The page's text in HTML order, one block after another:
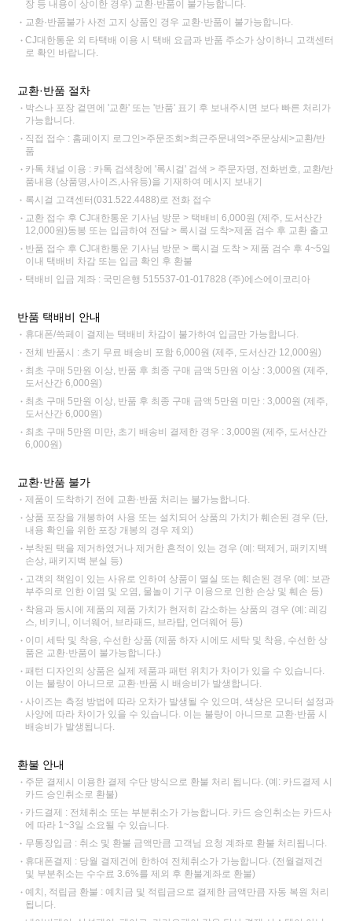
장 등 내용이 상이한 경우) 교환·반품이 불가능합니다.
교환·반품불가 사전 고지 상품인 경우 교환·반품이 불가능합니다.
CJ대한통운 외 타택배 이용 시 택배 요금과 반품 주소가 상이하니 고객센터
로 확인 바랍니다.
교환·반품 절차
박스나 포장 겉면에 '교환' 또는 '반품' 표기 후 보내주시면 보다 빠른 처리가
가능합니다.
직접 접수 : 홈페이지 로그인>주문조회>최근주문내역>주문상세>교환/반
품
카톡 채널 이용 : 카톡 검색창에 '록시걸' 검색 > 주문자명, 전화번호, 교환/반
품내용 (상품명,사이즈,사유등)을 기재하여 메시지 보내기
록시걸 고객센터(031.522.4488)로 전화 접수
교환 접수 후 CJ대한통운 기사님 방문 > 택배비 6,000원 (제주, 도서산간
12,000원)동봉 또는 입금하여 전달 > 록시걸 도착>제품 검수 후 교환 출고
반품 접수 후 CJ대한통운 기사님 방문 > 록시걸 도착 > 제품 검수 후 4~5일
이내 택배비 차감 또는 입금 확인 후 환불
택배비 입금 계좌 : 국민은행 515537-01-017828 (주)에스에이코리아
반품 택배비 안내
휴대폰/쓱페이 결제는 택배비 차감이 불가하여 입금만 가능합니다.
전체 반품시 : 초기 무료 배송비 포함 6,000원 (제주, 도서산간 12,000원)
최초 구매 5만원 이상, 반품 후 최종 구매 금액 5만원 이상 : 3,000원 (제주,
도서산간 6,000원)
최초 구매 5만원 이상, 반품 후 최종 구매 금액 5만원 미만 : 3,000원 (제주,
도서산간 6,000원)
최초 구매 5만원 미만, 초기 배송비 결제한 경우 : 3,000원 (제주, 도서산간
6,000원)
교환·반품 불가
제품이 도착하기 전에 교환·반품 처리는 불가능합니다.
상품 포장을 개봉하여 사용 또는 설치되어 상품의 가치가 훼손된 경우 (단,
내용 확인을 위한 포장 개봉의 경우 제외)
부착된 택을 제거하였거나 제거한 흔적이 있는 경우 (예: 택제거, 패키지백
손상, 패키지백 분실 등)
고객의 책임이 있는 사유로 인하여 상품이 멸실 또는 훼손된 경우 (예: 보관
부주의로 인한 이염 및 오염, 물놀이 기구 이용으로 인한 손상 및 훼손 등)
착용과 동시에 제품의 제품 가치가 현저히 감소하는 상품의 경우 (예: 레깅
스, 비키니, 이너웨어, 브라패드, 브라탑, 언더웨어 등)
이미 세탁 및 착용, 수선한 상품 (제품 하자 시에도 세탁 및 착용, 수선한 상
품은 교환·반품이 불가능합니다.)
패턴 디자인의 상품은 실제 제품과 패턴 위치가 차이가 있을 수 있습니다.
이는 불량이 아니므로 교환·반품 시 배송비가 발생합니다.
사이즈는 측정 방법에 따라 오차가 발생될 수 있으며, 색상은 모니터 설정과
사양에 따라 차이가 있을 수 있습니다. 이는 불량이 아니므로 교환·반품 시
배송비가 발생됩니다.
환불 안내
주문 결제시 이용한 결제 수단 방식으로 환불 처리 됩니다. (예: 카드결제 시
카드 승인취소로 환불)
카드결제 : 전체취소 또는 부분취소가 가능합니다. 카드 승인취소는 카드사
에 따라 1~3일 소요될 수 있습니다.
무통장입금 : 취소 및 환불 금액만큼 고객님 요청 계좌로 환불 처리됩니다.
휴대폰결제 : 당월 결제건에 한하여 전체취소가 가능합니다. (전월결제건
및 부분취소는 수수료 3.6%를 제외 후 환불계좌로 환불)
예치, 적립금 환불 : 예치금 및 적립금으로 결제한 금액만큼 자동 복원 처리
됩니다.